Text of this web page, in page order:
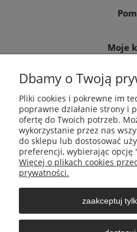
Moje
Płatności
O
Środki do zwalczania
Dbamy o Twoją
Pliki cookies i pokrewne im
poprawne działanie strony i
ofertę do Twoich potrzeb.
wykorzystanie przez nas
do sklepu lub dostosować
preferencji, wybierając opcję
Więcej o plikach cookies
prywatności.
zaakceptuj